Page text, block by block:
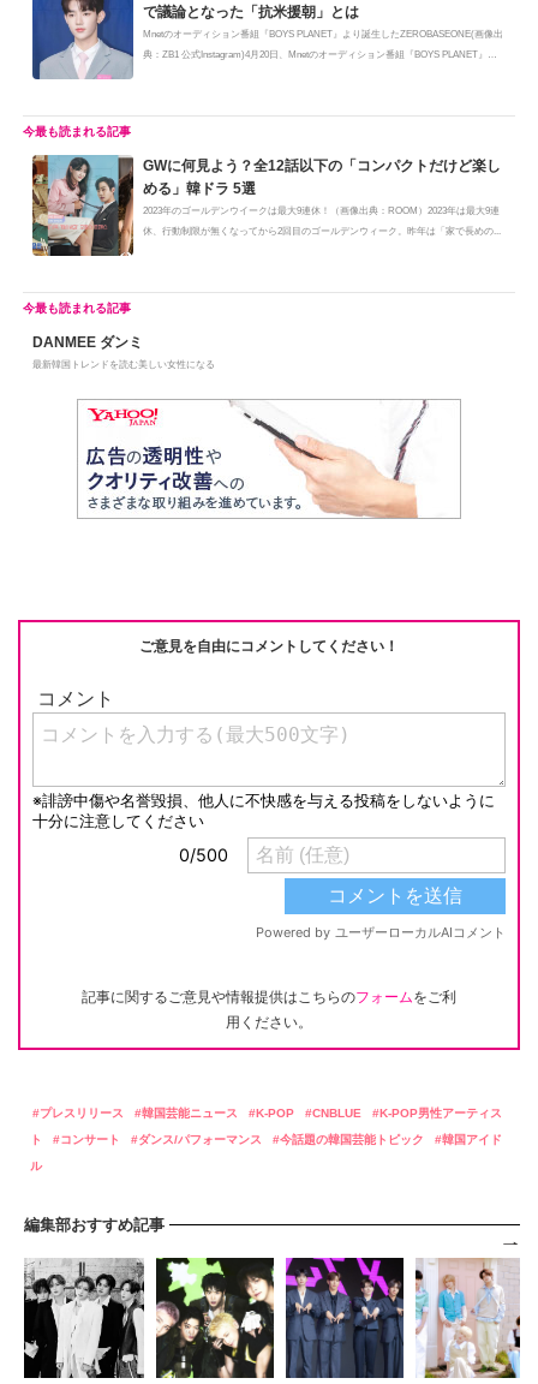
で議論となった「抗米援朝」とは
Mnetのオーディション番組『BOYS PLANET』より誕生したZEROBASEONE(画像出
典：ZB1 公式Instagram)4月20日、Mnetのオーディション番組『BOYS PLANET』の
GWに何見よう？全12話以下の「コンパクトだけど楽し
める」韓ドラ 5選
2023年のゴールデンウイークは最大9連休！（画像出典：ROOM）2023年は最大9連
休、行動制限が無くなってから2回目のゴールデンウィーク。昨年は「家で長めの...
DANMEE ダンミ
最新韓国トレンドを読む美しい女性になる
ご意見を自由にコメントしてください！
記事に関するご意見や情報提供はこちらのフォームをご利
用ください。
プレスリリース 韓国芸能ニュース K-POP CNBLUE
K-POP男性アーティス
ト
コンサート ダンス/パフォーマンス 今話題の韓国芸能トピック
韓国アイド
ル
編集部おすすめ記事